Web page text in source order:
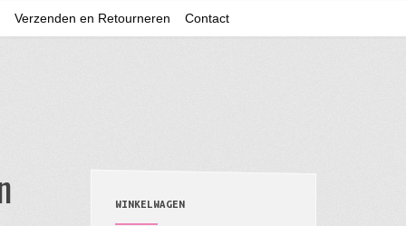
Verzenden en Retourneren Contact
WINKELWAGEN